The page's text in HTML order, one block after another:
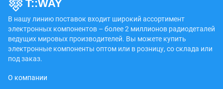
В нашу линию поставок входит широкий ассортимент
электронных компонентов – более 2 миллионов радиодеталей
ведущих мировых производителей. Вы можете купить
электронные компоненты оптом или в розницу, со склада или
под заказ.
О компании